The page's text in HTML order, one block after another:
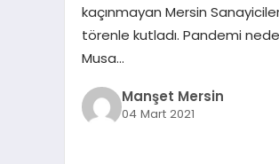
kaçınmayan Mersin
törenle kutladı. Pandemi
Musa…
Manşet Mersin
04 Mart 2021